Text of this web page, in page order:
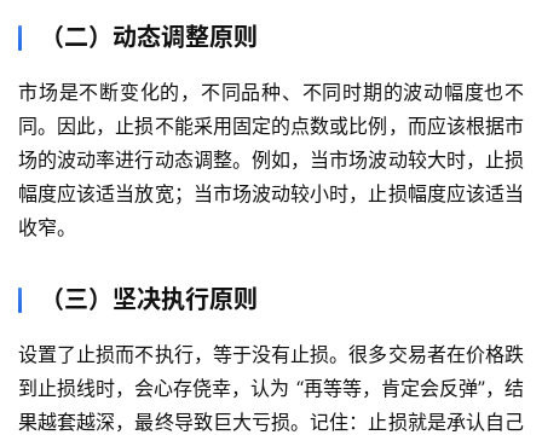
（二）动态调整原则
市场是不断变化的，不同品种、不同时期的波动幅度也不
同。因此，止损不能采用固定的点数或比例，而应该根据市
场的波动率进行动态调整。例如，当市场波动较大时，止损
幅度应该适当放宽；当市场波动较小时，止损幅度应该适当
收窄。
（三）坚决执行原则
设置了止损而不执行，等于没有止损。很多交易者在价格跌
到止损线时，会心存侥幸，认为 “再等等，肯定会反弹”，结
果越套越深，最终导致巨大亏损。记住：止损就是承认自己